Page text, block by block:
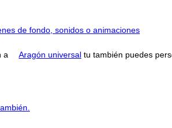
de fondo, sonidos o animaciones
a Aragón universal tu también puedes